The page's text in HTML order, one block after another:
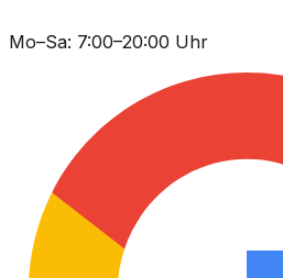
Mo–Sa: 7:00–20:00 Uhr